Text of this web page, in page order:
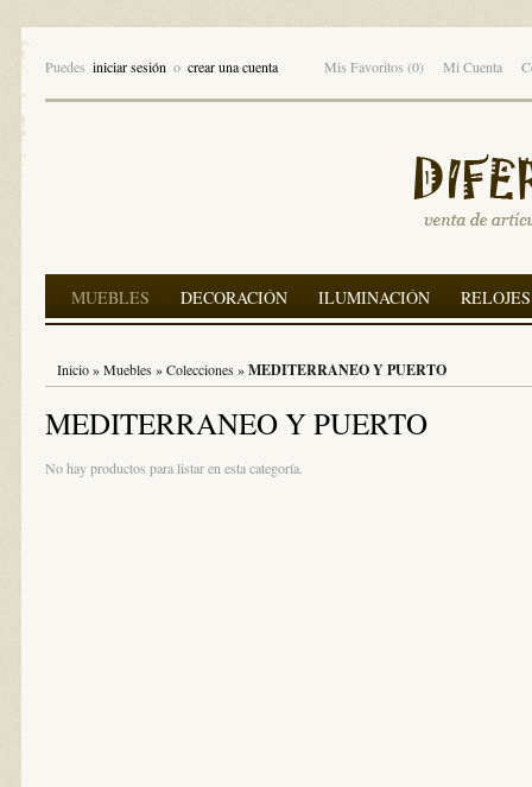
Puedes iniciar sesión o crear una cuenta Mis Favoritos (0) Mi Cuenta
MUEBLES DECORACIÓN ILUMINACIÓN RELOJES
Inicio»Muebles»Colecciones»MEDITERRANEO Y PUERTO
MEDITERRANEO Y PUERTO
No hay productos para listar en esta categoría.